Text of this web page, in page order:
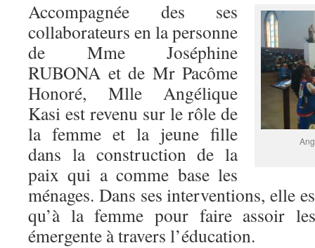
Accompagnée des ses
collaborateurs en la personne
de Mme Joséphine
RUBONA et de Mr Pacôme
Honoré, Mlle Angélique
Kasi est revenu sur le rôle de
la femme et la jeune fille
dans la construction de la
paix qui a comme base les
ménages. Dans ses interventions, elle
qu’à la femme pour faire assoir
émergente à travers l’éducation.